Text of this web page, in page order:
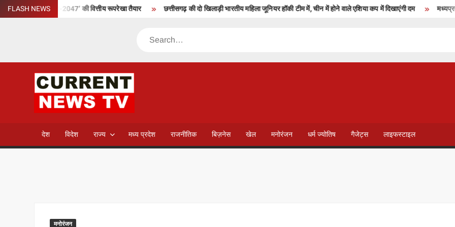
Skip
to
FLASH NEWS
मध्यप्रदेश-2047’ की वित्तीय रूपरेखा तैयार छत्तीसगढ़ की दो खिलाड़ी भारतीय महिला जूनियर हॉकी टीम में, चीन में होने वाले एशिया कप में दिखाएंगी दम मध्यप्रदेश
Search
NEWS TV
देश विदेश राज्य मध्य प्रदेश राजनीतिक बिज़नेस खेल मनोरंजन धर्म ज्योतिष गैजेट्स लाइफस्टाइल
मनोरंजन